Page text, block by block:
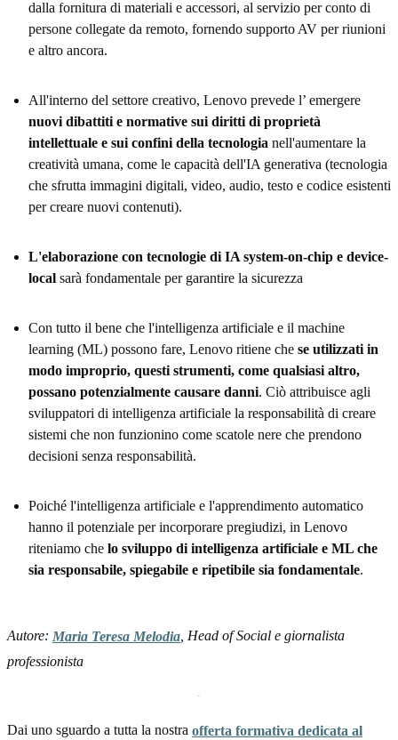
dalla fornitura di materiali e accessori, al servizio per conto di
persone collegate da remoto, fornendo supporto AV per riunioni
e altro ancora.
All'interno del settore creativo, Lenovo prevede l’ emergere
nuovi dibattiti e normative sui diritti di proprietà
intellettuale e sui confini della tecnologia nell'aumentare la
creatività umana, come le capacità dell'IA generativa (tecnologia
che sfrutta immagini digitali, video, audio, testo e codice esistenti
per creare nuovi contenuti).
L'elaborazione con tecnologie di IA system-on-chip e device-
local sarà fondamentale per garantire la sicurezza
Con tutto il bene che l'intelligenza artificiale e il machine
learning (ML) possono fare, Lenovo ritiene che se utilizzati in
modo improprio, questi strumenti, come qualsiasi altro,
possano potenzialmente causare danni. Ciò attribuisce agli
sviluppatori di intelligenza artificiale la responsabilità di creare
sistemi che non funzionino come scatole nere che prendono
decisioni senza responsabilità.
Poiché l'intelligenza artificiale e l'apprendimento automatico
hanno il potenziale per incorporare pregiudizi, in Lenovo
riteniamo che lo sviluppo di intelligenza artificiale e ML che
sia responsabile, spiegabile e ripetibile sia fondamentale.
Autore: Maria Teresa Melodia , Head of Social e giornalista
professionista
Dai uno sguardo a tutta la nostra offerta formativa dedicata al